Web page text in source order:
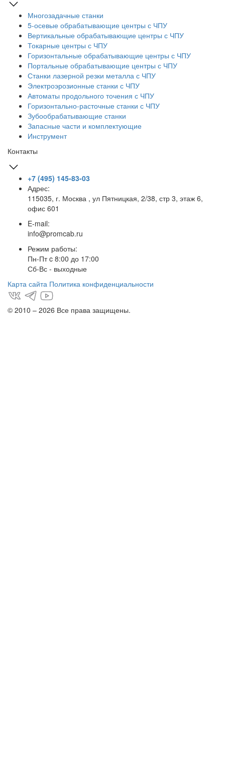
Многозадачные станки
5-осевые обрабатывающие центры с ЧПУ
Вертикальные обрабатывающие центры с ЧПУ
Токарные центры с ЧПУ
Горизонтальные обрабатывающие центры с ЧПУ
Портальные обрабатывающие центры с ЧПУ
Станки лазерной резки металла с ЧПУ
Электроэрозионные станки с ЧПУ
Автоматы продольного точения с ЧПУ
Горизонтально-расточные станки с ЧПУ
Зубообрабатывающие станки
Запасные части и комплектующие
Инструмент
Контакты
+7 (495) 145-83-03
Адрес:
115035, г. Москва , ул Пятницкая, 2/38, стр 3, этаж 6,
офис 601
E-mail:
info@promcab.ru
Режим работы:
Пн-Пт c 8:00 до 17:00
Сб-Вс - выходные
Карта сайта Политика конфиденциальности
© 2010 – 2026 Все права защищены.